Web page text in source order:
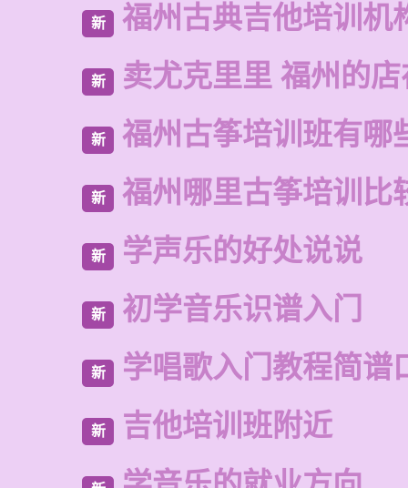
新 福州古典吉他培训机
新 卖尤克里里 福州的
新 福州古筝培训班有哪
新 福州哪里古筝培训比
新 学声乐的好处说说
新 初学音乐识谱入门
新 学唱歌入门教程简谱
新 吉他培训班附近